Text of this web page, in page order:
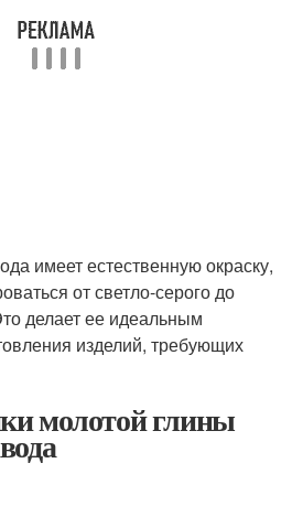
имеет естественную окраску,
от светло-серого до
делает ее идеальным
изделий, требующих
молотой глины